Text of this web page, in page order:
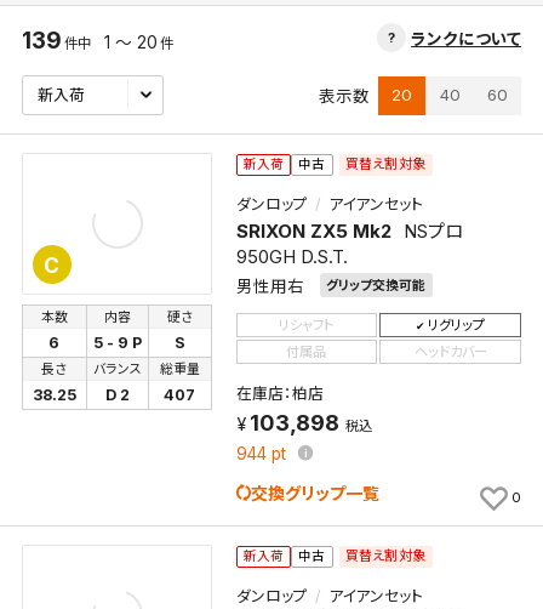
ランクについて
139 件中 1 ～ 20 件
表示数 20 40 60
C
新入荷 中古 買替え割対象
ダンロップ アイアンセット
SRIXON ZX5 Mk2
NSプロ
950GH D.S.T.
男性用右 グリップ交換可能
本数
6
内容
5 - 9 P
硬さ
S
長さ
38.25
バランス
D 2
総重量
407
リシャフト
リグリップ
付属品
ヘッドカバー
在庫店：柏店
103,898 税込
944 pt
交換グリップ一覧 0
新入荷 中古 買替え割対象
ダンロップ アイアンセット